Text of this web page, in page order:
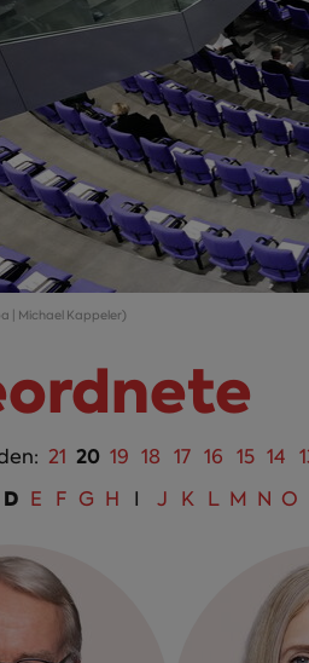
| Michael Kappeler)
21 20 19 18 17 16 15 14
D E F G H I J K L M N O